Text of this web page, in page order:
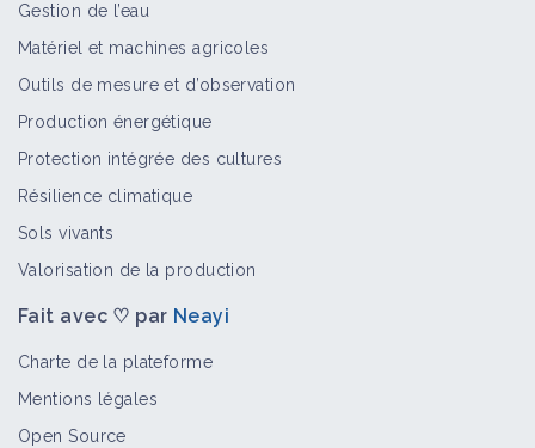
Sésies
Pyrales
Gestion de l’eau
Matériel et machines agricoles
Outils de mesure et d’observation
Production énergétique
Protection intégrée des cultures
Résilience climatique
Sols vivants
Valorisation de la production
Fait avec ♡ par Neayi
Charte de la plateforme
Mentions légales
Open Source